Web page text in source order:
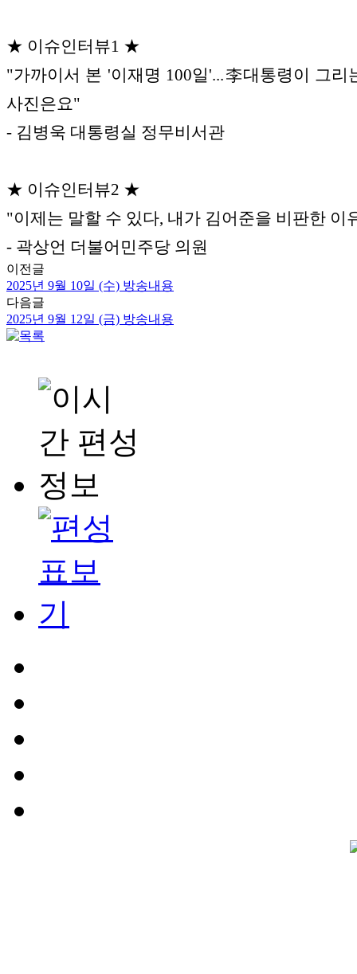
★ 이슈인터뷰1 ★
"가까이서 본 '이재명 100일'...李대통령이 그리
사진은요"
- 김병욱 대통령실 정무비서관
★ 이슈인터뷰2 ★
"이제는 말할 수 있다, 내가 김어준을 비판한 이
- 곽상언 더불어민주당 의원
이전글
2025년 9월 10일 (수) 방송내용
다음글
2025년 9월 12일 (금) 방송내용